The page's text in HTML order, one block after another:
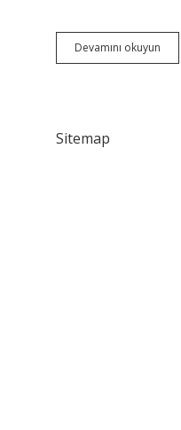
Devamını okuyun
Çıkan
Sitemap